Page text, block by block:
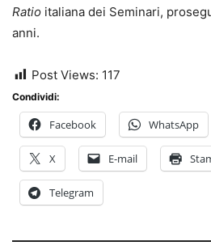
Ratio italiana dei Seminari,
anni.
Post Views: 117
Condividi:
Facebook WhatsApp
X E-mail
Telegram